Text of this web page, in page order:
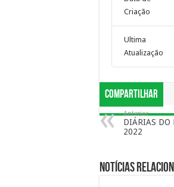
Criação
Ultima
Atualização
Compartilhar
Anterior
DIÁRIAS DO
2022
Notícias